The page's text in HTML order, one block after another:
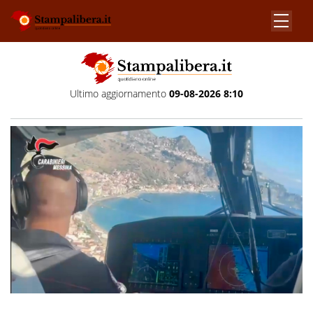
Ultimo aggiornamento 09-08-2026 8:10